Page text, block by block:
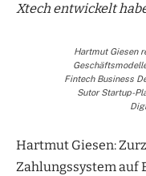
Xtech entwickelt
Hartmut Giesen
Fintech Business
Sutor Startup-
Hartmut Giesen:
Zahlungssystem auf